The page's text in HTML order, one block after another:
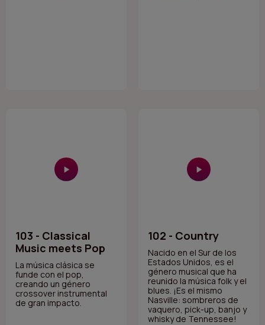
103 - Classical
Music meets Pop
La música clásica se
funde con el pop,
creando un género
crossover instrumental
de gran impacto.
102 - Country
Nacido en el Sur de los
Estados Unidos, es el
género musical que ha
reunido la música folk y el
blues. ¡Es el mismo
Nasville: sombreros de
vaquero, pick-up, banjo y
whisky de Tennessee!